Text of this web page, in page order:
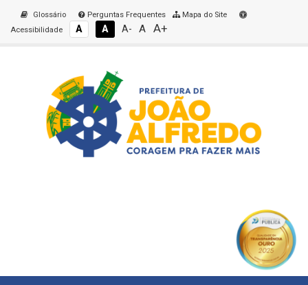
Glossário Perguntas Frequentes
Mapa do Site
Acessibilidade
A A A- A A+